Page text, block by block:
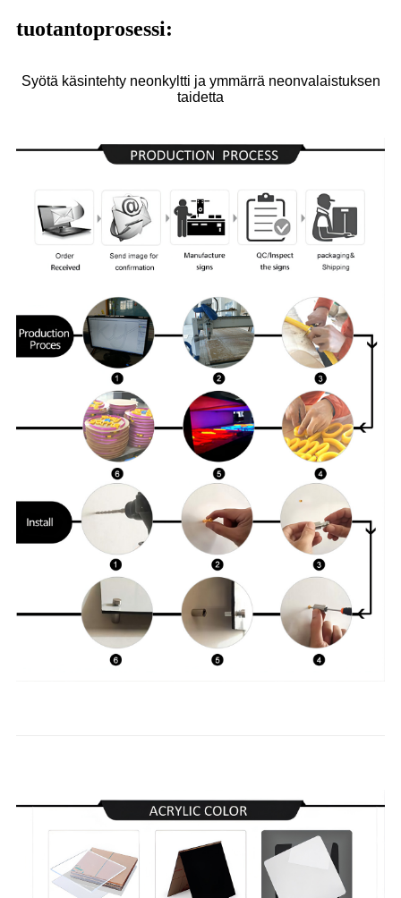
tuotantoprosessi:
Syötä käsintehty neonkyltti ja ymmärrä neonvalaistuksen
taidetta